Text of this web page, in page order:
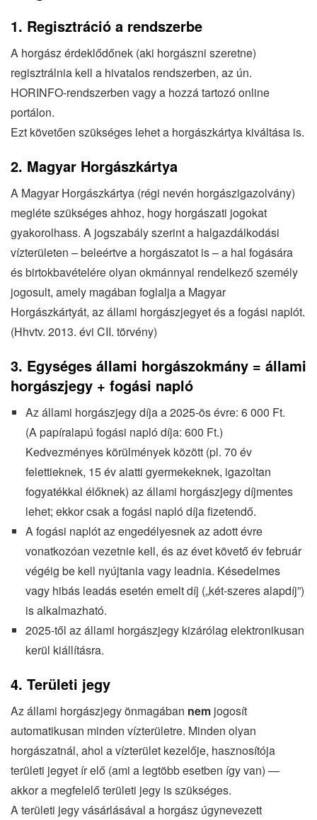
1. Regisztráció a rendszerbe
A horgász érdeklődőnek (aki horgászni szeretne)
regisztrálnia kell a hivatalos rendszerben, az ún.
HORINFO-rendszerben vagy a hozzá tartozó online
portálon.
Ezt követően szükséges lehet a horgászkártya kiváltása is.
2. Magyar Horgászkártya
A Magyar Horgászkártya (régi nevén horgászigazolvány)
megléte szükséges ahhoz, hogy horgászati jogokat
gyakorolhass. A jogszabály szerint a halgazdálkodási
vízterületen – beleértve a horgászatot is – a hal fogására
és birtokbavételére olyan okmánnyal rendelkező személy
jogosult, amely magában foglalja a Magyar
Horgászkártyát, az állami horgászjegyet és a fogási naplót.
(Hhvtv. 2013. évi CII. törvény)
3. Egységes állami horgászokmány = állami
horgászjegy + fogási napló
Az állami horgászjegy díja a 2025-ös évre: 6 000 Ft.
(A papíralapú fogási napló díja: 600 Ft.)
Kedvezményes körülmények között (pl. 70 év
felettieknek, 15 év alatti gyermekeknek, igazoltan
fogyatékkal élőknek) az állami horgászjegy díjmentes
lehet; ekkor csak a fogási napló díja fizetendő.
A fogási naplót az engedélyesnek az adott évre
vonatkozóan vezetnie kell, és az évet követő év február
végéig be kell nyújtania vagy leadnia. Késedelmes
vagy hibás leadás esetén emelt díj („két-szeres alapdíj”)
is alkalmazható.
2025-től az állami horgászjegy kizárólag elektronikusan
kerül kiállításra.
4. Területi jegy
Az állami horgászjegy önmagában nem jogosít
automatikusan minden vízterületre. Minden olyan
horgászatnál, ahol a vízterület kezelője, hasznosítója
területi jegyet ír elő (ami a legtöbb esetben így van) —
akkor a megfelelő területi jegy is szükséges.
A területi jegy vásárlásával a horgász úgynevezett